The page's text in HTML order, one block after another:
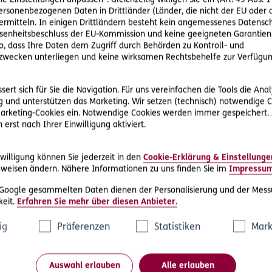
Daten in Drittländer (Länder, die nicht der EU oder
In einigen Drittländern besteht kein angemessenes
der EU-Kommission und keine geeigneten
dass Ihre Daten dem Zugriff durch Behörden zu Kontroll- und
unterliegen und keine wirksamen Rechtsbehelfe zur
sich für Sie die Navigation. Für uns vereinfachen die Tools die
und unterstützen das Marketing. Wir setzen (technisch) notwendige
Cookies ein. Notwendige Cookies werden immer
erst nach Ihrer Einwilligung aktiviert.
können Sie jederzeit in den Cookie-Erklärung &
ändern. Nähere Informationen zu uns finden Sie im
gesammelten Daten dienen der Personalisierung und der
Erfahren Sie mehr über diesen Anbieter.
Präferenzen Statistiken
Auswahl erlauben Alle erlauben
Rechtsschutz-
D.A.S. Direkthilfe®
Sie benötigen ein Schreiben an die
außergerichtliche Lösung an
Rechtsschutzfall melden